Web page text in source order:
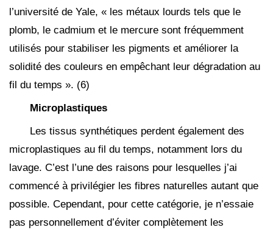
l’université de Yale, « les métaux lourds tels que le
plomb, le cadmium et le mercure sont fréquemment
utilisés pour stabiliser les pigments et améliorer la
solidité des couleurs en empêchant leur dégradation au
fil du temps ». (6)
Microplastiques
Les tissus synthétiques perdent également des
microplastiques au fil du temps, notamment lors du
lavage. C’est l’une des raisons pour lesquelles j’ai
commencé à privilégier les fibres naturelles autant que
possible. Cependant, pour cette catégorie, je n’essaie
pas personnellement d’éviter complètement les